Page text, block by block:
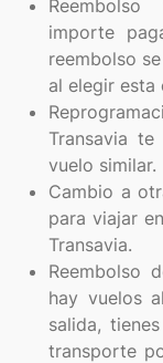
importe
reembolso
al elegir esta
Transavia
vuelo similar.
Cambio a
para viajar
Transavia.
Reembolso
hay vuelos
salida,
transporte